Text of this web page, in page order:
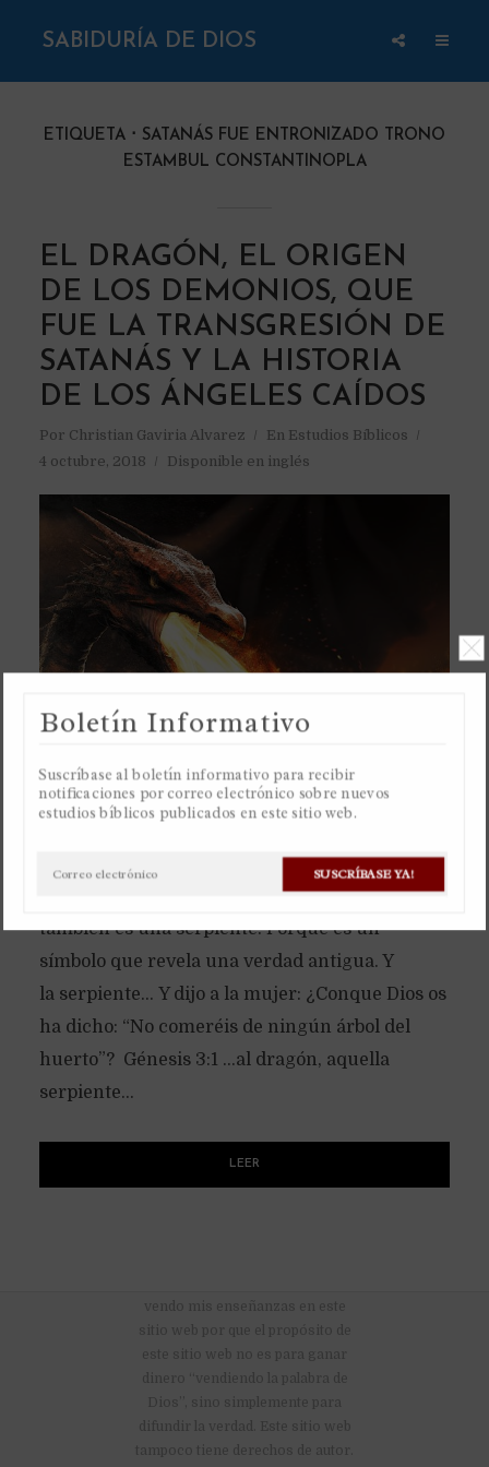
SABIDURÍA DE DIOS
ETIQUETA
SATANÁS FUE ENTRONIZADO TRONO
ESTAMBUL CONSTANTINOPLA
EL DRAGÓN, EL ORIGEN
DE LOS DEMONIOS, QUE
FUE LA TRANSGRESIÓN DE
SATANÁS Y LA HISTORIA
DE LOS ÁNGELES CAÍDOS
Por Christian Gaviria Alvarez En Estudios Bíblicos
4 octubre, 2018
Disponible en inglés
culebra pequeñita, pero un dragón. Por eso el
libro del Apocalipsis habla de un dragón, que
también es una serpiente. Porque es un
símbolo que revela una verdad antigua. Y
la serpiente… Y dijo a la mujer: ¿Conque Dios os
ha dicho: “No comeréis de ningún árbol del
huerto”? Génesis 3:1 …al dragón, aquella
serpiente...
LEER
vendo mis enseñanzas en este
sitio web por que el propósito de
este sitio web no es para ganar
dinero “vendiendo la palabra de
Dios”, sino simplemente para
difundir la verdad. Este sitio web
tampoco tiene derechos de autor.
SUSCRÍBASE YA!
Boletín Informativo
Suscríbase al boletín informativo para recibir
notificaciones por correo electrónico sobre nuevos
estudios bíblicos publicados en este sitio web.